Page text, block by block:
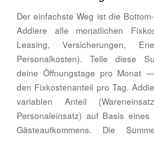
Der einfachste Weg ist die
Addiere alle monatlichen
Leasing, Versicherungen,
Personalkosten). Teile diese
deine Öffnungstage pro Monat
den Fixkostenanteil pro Tag.
variablen Anteil
Personaleinsatz) auf Basis eines
Gästeaufkommens. Die